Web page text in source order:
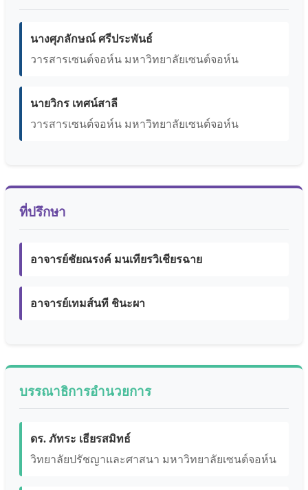
นางศุภลักษณ์ ศรีประพันธ์
วารสารเซนต์จอห์น มหาวิทยาลัยเซนต์จอห์น
นายวิกร เทศน์สาลี
วารสารเซนต์จอห์น มหาวิทยาลัยเซนต์จอห์น
ที่ปรึกษา
อาจารย์ชัยณรงค์ มนเทียรวิเชียรฉาย
อาจารย์เทมส์นที ชินะผา
บรรณาธิการอำนวยการ
ดร. ภัทระ เธียรสมิทธ์
วิทยาลัยปรัชญาและศาสนา มหาวิทยาลัยเซนต์จอห์น